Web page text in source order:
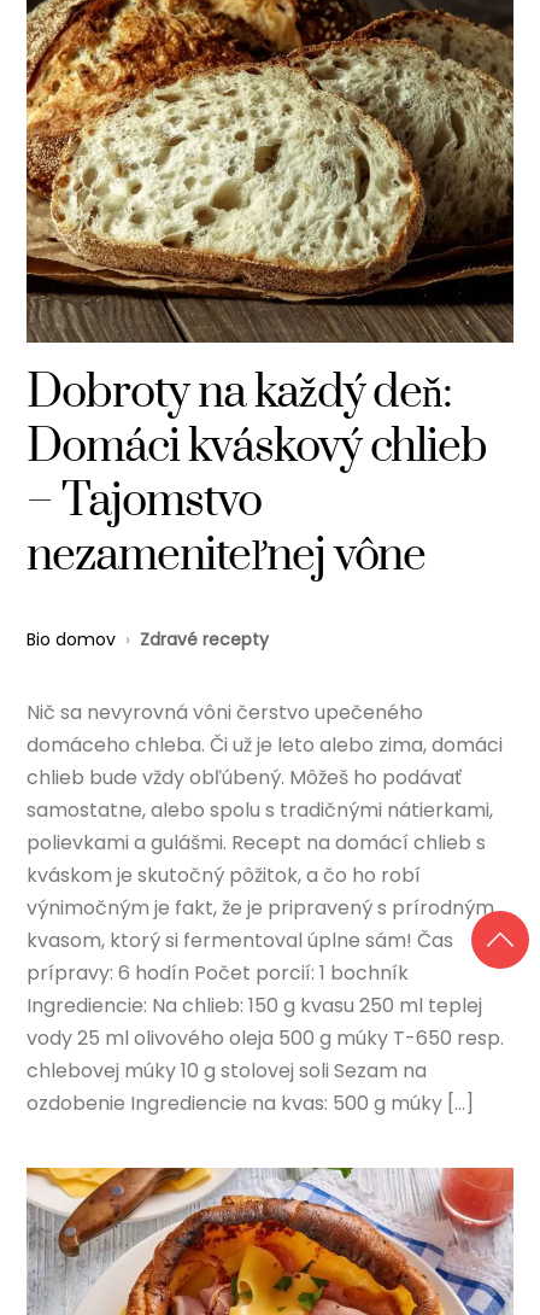
Dobroty na každý deň:
Domáci kváskový chlieb
– Tajomstvo
nezameniteľnej vône
Bio domov › Zdravé recepty
Nič sa nevyrovná vôni čerstvo upečeného
domáceho chleba. Či už je leto alebo zima, domáci
chlieb bude vždy obľúbený. Môžeš ho podávať
samostatne, alebo spolu s tradičnými nátierkami,
polievkami a gulášmi. Recept na domácí chlieb s
kváskom je skutočný pôžitok, a čo ho robí
výnimočným je fakt, že je pripravený s prírodným
kvasom, ktorý si fermentoval úplne sám! Čas
prípravy: 6 hodín Počet porcií: 1 bochník
Ingrediencie: Na chlieb: 150 g kvasu 250 ml teplej
vody 25 ml olivového oleja 500 g múky T-650 resp.
chlebovej múky 10 g stolovej soli Sezam na
ozdobenie Ingrediencie na kvas: 500 g múky […]